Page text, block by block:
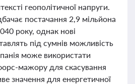
геополітичної напруги.
постачання 2,9 мільйона
року, однак нові
під сумнів можливість
може використати
мажору для скасування
значення для енергетичної